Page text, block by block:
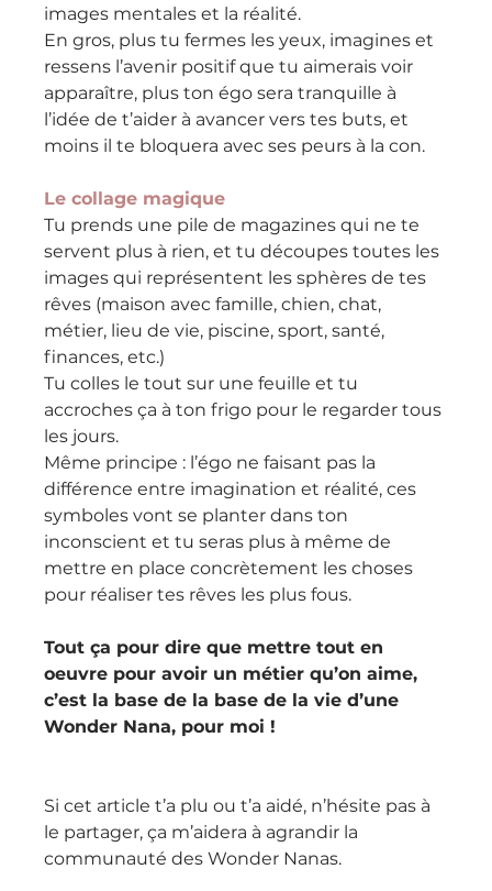
images mentales et la réalité.
En gros, plus tu fermes les yeux, imagines et
ressens l’avenir positif que tu aimerais voir
apparaître, plus ton égo sera tranquille à
l’idée de t’aider à avancer vers tes buts, et
moins il te bloquera avec ses peurs à la con.
Le collage magique
Tu prends une pile de magazines qui ne te
servent plus à rien, et tu découpes toutes les
images qui représentent les sphères de tes
rêves (maison avec famille, chien, chat,
métier, lieu de vie, piscine, sport, santé,
finances, etc.)
Tu colles le tout sur une feuille et tu
accroches ça à ton frigo pour le regarder tous
les jours.
Même principe : l’égo ne faisant pas la
différence entre imagination et réalité, ces
symboles vont se planter dans ton
inconscient et tu seras plus à même de
mettre en place concrètement les choses
pour réaliser tes rêves les plus fous.
Tout ça pour dire que mettre tout en
oeuvre pour avoir un métier qu’on aime,
c’est la base de la base de la vie d’une
Wonder Nana, pour moi !
Si cet article t’a plu ou t’a aidé, n’hésite pas à
le partager, ça m’aidera à agrandir la
communauté des Wonder Nanas.